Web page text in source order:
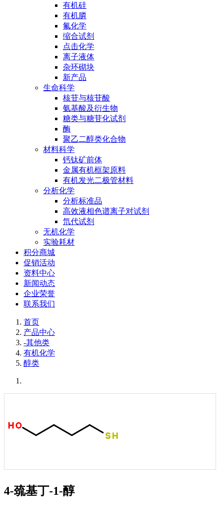
有机硅
有机膦
氟化学
缩合试剂
点击化学
离子液体
杂环砌块
新产品
生命科学
核苷与核苷酸
氨基酸及衍生物
糖类与糖苷化试剂
酶
聚乙二醇类化合物
材料科学
钙钛矿前体
金属有机框架原料
有机发光二极管材料
分析化学
分析标准品
高效液相色谱离子对试剂
氘代试剂
无机化学
实验耗材
积分商城
促销活动
资料中心
新闻动态
企业荣誉
联系我们
首页
产品中心
-其他类
有机化学
醇类
4-巯基丁-1-醇